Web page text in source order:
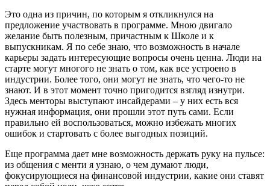
Это одна из причин, по которым я откликнулся на
предложение участвовать в программе. Мною двигало
желание быть полезным, причастным к Школе и к
выпускникам. Я по себе знаю, что возможность в начале
карьеры задать интересующие вопросы очень ценна. Люди на
старте могут многого не знать о том, как все устроено в
индустрии. Более того, они могут не знать, что чего-то не
знают. И в этот момент точно пригодится взгляд изнутри.
Здесь менторы выступают инсайдерами – у них есть вся
нужная информация, они прошли этот путь сами. Если
правильно ей воспользоваться, можно избежать многих
ошибок и стартовать с более выгодных позиций.
Еще программа дает мне возможность держать руку на пульсе:
из общения с менти я узнаю, о чем думают люди,
фокусирующиеся на финансовой индустрии, какие они ставят